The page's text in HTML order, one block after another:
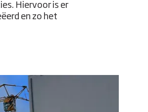
Hiervoor is er
en zo het